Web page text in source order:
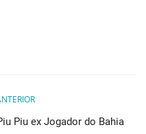
Piu ex Jogador do Bahia